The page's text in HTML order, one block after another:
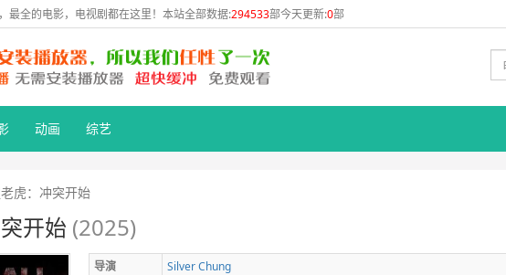
最全的电影，电视剧都在这里！本站全部数据:294533部今天更新:0部
动画 综艺
虎：冲突开始
开始 (2025)
导演 SilverChung